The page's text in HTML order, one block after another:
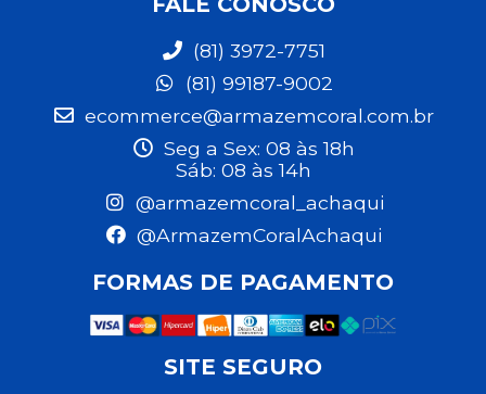
(81) 3972-7751
(81) 99187-9002
ecommerce@armazemcoral.com.br
Seg a Sex: 08 às 18h
Sáb: 08 às 14h
@armazemcoral_achaqui
@ArmazemCoralAchaqui
FORMAS DE PAGAMENTO
SITE SEGURO